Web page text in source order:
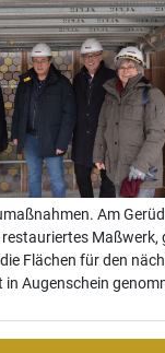
Am
Maßwerk,
Flächen für den
Augenschein